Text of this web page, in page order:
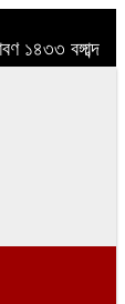
১৪৩৩ বঙ্গাব্দ